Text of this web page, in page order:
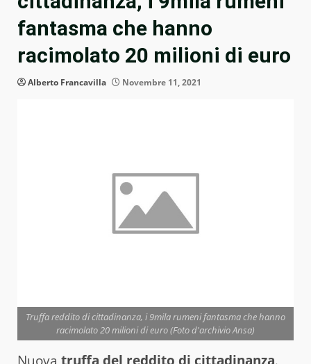
fantasma che hanno
racimolato 20 milioni di euro
Alberto Francavilla Novembre 11, 2021
Truffa reddito di cittadinanza, i 9mila rumeni fantasma che hanno
racimolato 20 milioni di euro (Foto d'archivio Ansa)
Nuova truffa del reddito di cittadinanza.